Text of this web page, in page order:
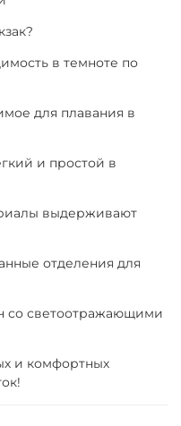
в темноте по
для плавания в
и простой в
выдерживают
отделения для
со светоотражающими
и комфортных